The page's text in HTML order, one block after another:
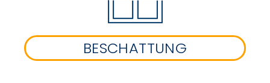
BESCHATTUNG